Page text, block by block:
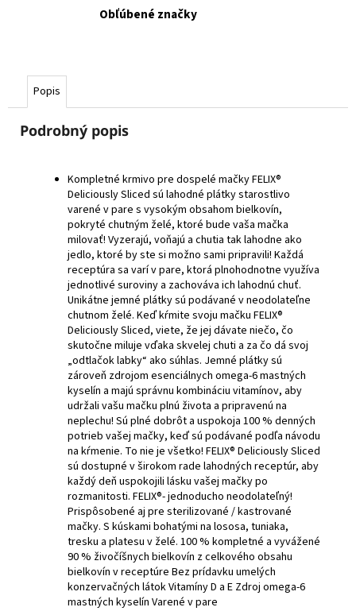
Obľúbené značky
Popis
Podrobný popis
Kompletné krmivo pre dospelé mačky FELIX®
Deliciously Sliced sú lahodné plátky starostlivo
varené v pare s vysokým obsahom bielkovín,
pokryté chutným želé, ktoré bude vaša mačka
milovať! Vyzerajú, voňajú a chutia tak lahodne ako
jedlo, ktoré by ste si možno sami pripravili! Každá
receptúra sa varí v pare, ktorá plnohodnotne využíva
jednotlivé suroviny a zachováva ich lahodnú chuť.
Unikátne jemné plátky sú podávané v neodolateľne
chutnom želé. Keď kŕmite svoju mačku FELIX®
Deliciously Sliced, viete, že jej dávate niečo, čo
skutočne miluje vďaka skvelej chuti a za čo dá svoj
„odtlačok labky“ ako súhlas. Jemné plátky sú
zároveň zdrojom esenciálnych omega-6 mastných
kyselín a majú správnu kombináciu vitamínov, aby
udržali vašu mačku plnú života a pripravenú na
neplechu! Sú plné dobrôt a uspokoja 100 % denných
potrieb vašej mačky, keď sú podávané podľa návodu
na kŕmenie. To nie je všetko! FELIX® Deliciously Sliced
sú dostupné v širokom rade lahodných receptúr, aby
každý deň uspokojili lásku vašej mačky po
rozmanitosti. FELIX®- jednoducho neodolateľný!
Prispôsobené aj pre sterilizované / kastrované
mačky. S kúskami bohatými na lososa, tuniaka,
tresku a platesu v želé. 100 % kompletné a vyvážené
90 % živočíšnych bielkovín z celkového obsahu
bielkovín v receptúre Bez prídavku umelých
konzervačných látok Vitamíny D a E Zdroj omega-6
mastných kyselín Varené v pare